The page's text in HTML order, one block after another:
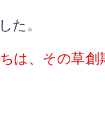
た。
は、その草